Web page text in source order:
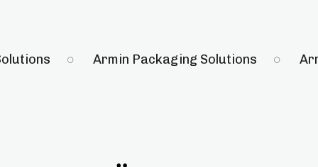
Armin Packaging Solutions Armin